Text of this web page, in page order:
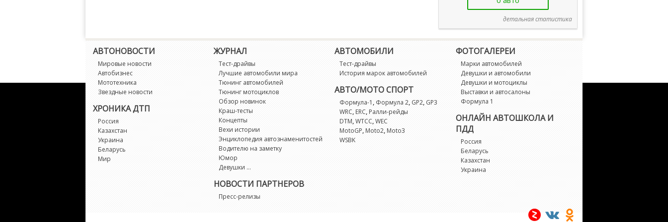
детальная статистика
АВТОНОВОСТИ
Мировые новости
Автобизнес
Мототехника
Звездные новости
ХРОНИКА ДТП
Россия
Казахстан
Украина
Беларусь
Мир
ЖУРНАЛ
Тест-драйвы
Лучшие автомобили мира
Тюнинг автомобилей
Тюнинг мотоциклов
Обзор новинок
Краш-тесты
Концепты
Вехи истории
Энциклопедия автознаменитостей
Водителю на заметку
Юмор
Девушки ...
НОВОСТИ ПАРТНЕРОВ
Пресс-релизы
АВТОМОБИЛИ
Тест-драйвы
История марок автомобилей
АВТО/МОТО СПОРТ
Формула-1 , Формула 2, GP2, GP3
WRC,ERC,Ралли-рейды
DTM,WTCC,WEC
MotoGP,Moto2,Moto3
WSBK
ФОТОГАЛЕРЕИ
Марки автомобилей
Девушки и автомобили
Девушки и мотоциклы
Выставки и автосалоны
Формула 1
ОНЛАЙН АВТОШКОЛА И
ПДД
Россия
Беларусь
Казахстан
Украина